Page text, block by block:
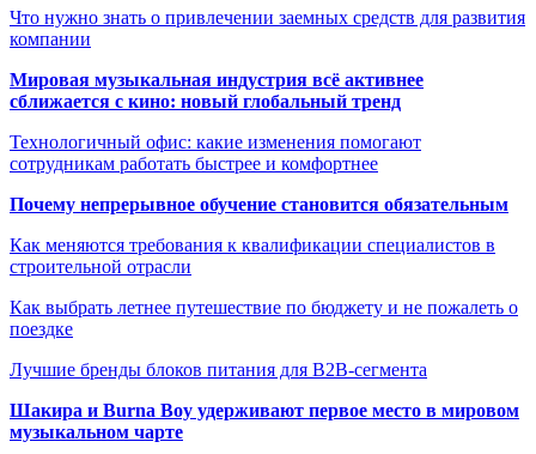
Что нужно знать о привлечении заемных средств для развития
компании
Мировая музыкальная индустрия всё активнее
сближается с кино: новый глобальный тренд
Технологичный офис: какие изменения помогают
сотрудникам работать быстрее и комфортнее
Почему непрерывное обучение становится обязательным
Как меняются требования к квалификации специалистов в
строительной отрасли
Как выбрать летнее путешествие по бюджету и не пожалеть о
поездке
Лучшие бренды блоков питания для B2B-сегмента
Шакира и Burna Boy удерживают первое место в мировом
музыкальном чарте